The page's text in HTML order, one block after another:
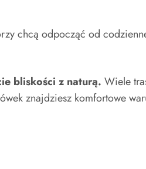
chcą odpocząć od
bliskości z naturą. Wiele
znajdziesz komfortowe